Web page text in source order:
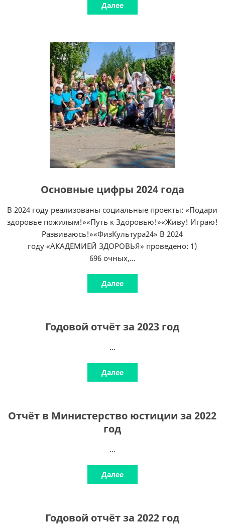
Далее
Основные цифры 2024 года
В 2024 году реализованы социальные проекты: «Подари
здоровье пожилым!»«Путь к Здоровью!»«Живу! Играю!
Развиваюсь!»«ФизКультура24» В 2024
году «АКАДЕМИЕЙ ЗДОРОВЬЯ» проведено: 1)
696 очных,...
Далее
Годовой отчёт за 2023 год
...
Далее
Отчёт в Министерство юстиции за 2022
год
...
Далее
Годовой отчёт за 2022 год